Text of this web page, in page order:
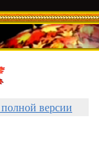
версии